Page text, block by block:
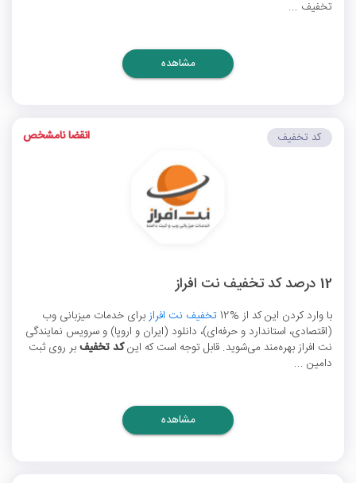
تخفیف ...
مشاهده
12 درصد کد تخفیف نت افراز
با وارد کردن این کد از %12 تخفیف نت افرازبرای خدمات میزبانی وب
(اقتصادی، استاندارد و حرفه‌ای)، دانلود (ایران و اروپا) و سرویس نمایندگی
نت افراز بهره‌مند می‌شوید. قابل توجه است که اینکد تخفیفبر روی ثبت
دامین ...
کد تخفیف انقضا نامشخص
مشاهده